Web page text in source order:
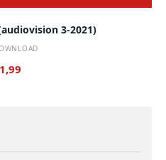
3-2021)
1,99